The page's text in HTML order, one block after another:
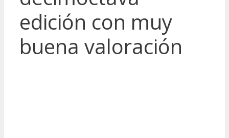
edición con muy
buena valoración